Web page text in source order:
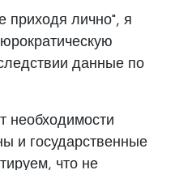
приходя лично", я
данные по
необходимости
и государственные
что не